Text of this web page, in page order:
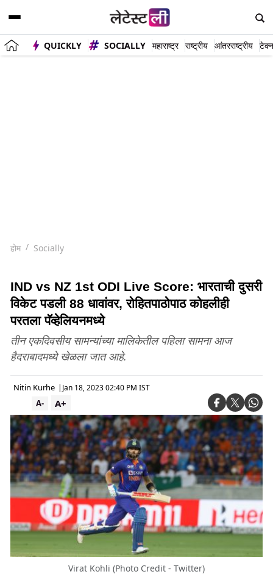
QUICKLY SOCIALLY महाराष्ट्र राष्ट्रीय आंतरराष्ट्रीय
होम Socially
IND vs NZ 1st ODI Live Score: भारताची दुसरी
विकेट पडली 88 धावांवर, रोहितपाठोपाठ कोहलीही
परतला पॅव्हेलियनमध्ये
तीन एकदिवसीय सामन्यांच्या मालिकेतील पहिला सामना आज
हैदराबादमध्ये खेळला जात आहे.
Nitin Kurhe | Jan 18, 2023 02:40 PM IST
A+
A-
Virat Kohli (Photo Credit - Twitter)